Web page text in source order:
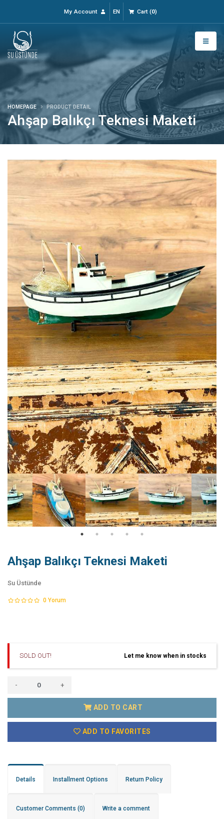
My Account EN Cart (0)
Ahşap Balıkçı Teknesi Maketi
HOMEPAGE PRODUCT DETAIL
Ahşap Balıkçı Teknesi Maketi
Su Üstünde
0 Yorum
SOLD OUT! Let me know when in stocks
- +
ADD TO CART
ADD TO FAVORITES
Details Installment Options Return Policy
Customer Comments (0) Write a comment